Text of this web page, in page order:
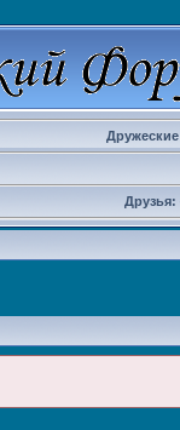
Друзья: